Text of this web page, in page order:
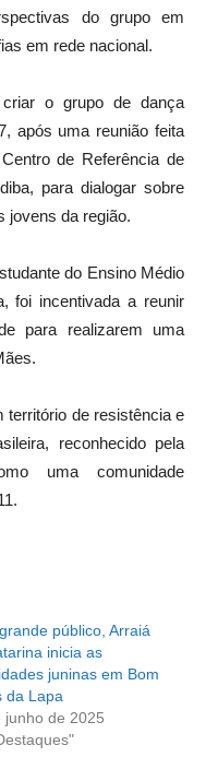
do grupo em
em rede nacional.
o grupo de dança
após uma reunião feita
de Referência de
para dialogar sobre
jovens da região.
do Ensino Médio
foi incentivada a reunir
para realizarem uma
território de resistência e
reconhecido pela
uma comunidade
público, Arraiá
inicia as
juninas em Bom
da Lapa
junho de 2025